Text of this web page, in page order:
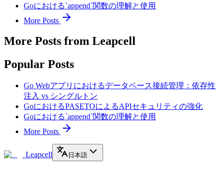
Goにおける`append`関数の理解と使用
More Posts
More Posts from Leapcell
Popular Posts
Go Webアプリにおけるデータベース接続管理：依存性
注入 vs シングルトン
GoにおけるPASETOによるAPIセキュリティの強化
Goにおける`append`関数の理解と使用
More Posts
Leapcell 日本語